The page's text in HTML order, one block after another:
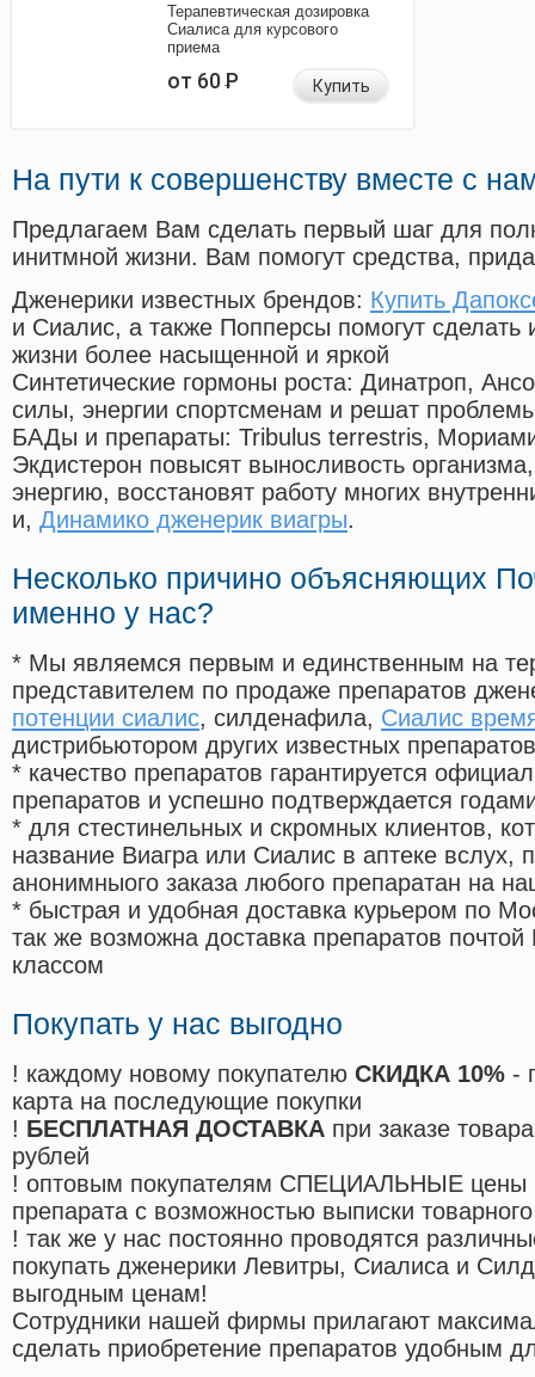
Терапевтическая дозировка
Сиалиса для курсового
приема
от 60Р Купить
На пути к совершенству вместе с
Предлагаем Вам сделать первый шаг для
инитмной жизни. Вам помогут средства,
Дженерики известных брендов: Купить
и Сиалис, а также Попперсы помогут
жизни более насыщенной и яркой
Синтетические гормоны роста: Динатроп,
силы, энергии спортсменам и решат
БАДы и препараты: Tribulus terrestris,
Экдистерон повысят выносливость
энергию, восстановят работу многих
и, Динамико дженерик виагры.
Несколько причино объясняющих
именно у нас?
* Мы являемся первым и единственным на
представителем по продаже препаратов
потенции сиалис, силденафила, Сиалис
дистрибьютором других известных препаратов
* качество препаратов гарантируется
препаратов и успешно подтверждается
* для стестинельных и скромных клиентов,
название Виагра или Сиалис в аптеке вслух,
анонимныого заказа любого препаратан на
* быстрая и удобная доставка курьером по
так же возможна доставка препаратов
классом
Покупать у нас выгодно
! каждому новому покупателю СКИДКА 10% -
карта на последующие покупки
! БЕСПЛАТНАЯ ДОСТАВКА при заказе
рублей
! оптовым покупателям СПЕЦИАЛЬНЫЕ цены
препарата с возможностью выписки
! так же у нас постоянно проводятся
покупать дженерики Левитры, Сиалиса и
выгодным ценам!
Cотрудники нашей фирмы прилагают
сделать приобретение препаратов удобным